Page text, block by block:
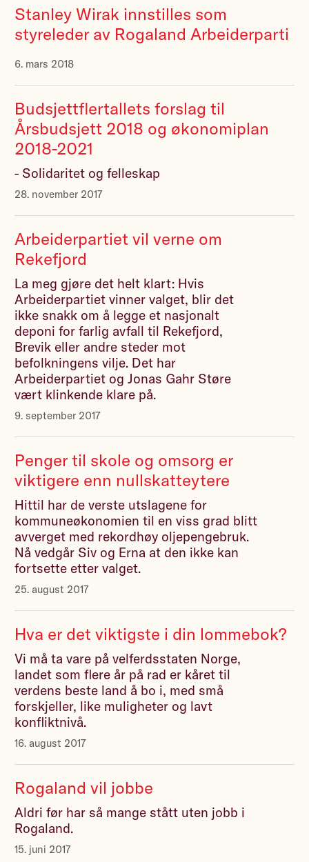
Stanley Wirak innstilles som
styreleder av Rogaland Arbeiderparti
6. mars 2018
Budsjettflertallets forslag til
Årsbudsjett 2018 og økonomiplan
2018-2021
28. november 2017
- Solidaritet og felleskap
Arbeiderpartiet vil verne om
Rekefjord
9. september 2017
La meg gjøre det helt klart: Hvis
Arbeiderpartiet vinner valget, blir det
ikke snakk om å legge et nasjonalt
deponi for farlig avfall til Rekefjord,
Brevik eller andre steder mot
befolkningens vilje. Det har
Arbeiderpartiet og Jonas Gahr Støre
vært klinkende klare på.
Penger til skole og omsorg er
viktigere enn nullskatteytere
25. august 2017
Hittil har de verste utslagene for
kommuneøkonomien til en viss grad blitt
avverget med rekordhøy oljepengebruk.
Nå vedgår Siv og Erna at den ikke kan
fortsette etter valget.
Hva er det viktigste i din lommebok?
16. august 2017
Vi må ta vare på velferdsstaten Norge,
landet som flere år på rad er kåret til
verdens beste land å bo i, med små
forskjeller, like muligheter og lavt
konfliktnivå.
Rogaland vil jobbe
15. juni 2017
Aldri før har så mange stått uten jobb i
Rogaland.